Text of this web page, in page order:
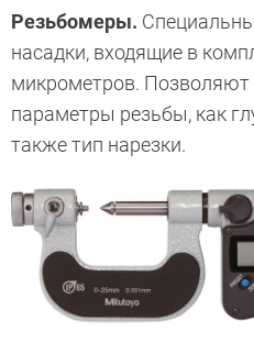
Резьбомеры.
насадки, входящие в
микрометров. Позволяют
параметры резьбы, как
также тип нарезки.